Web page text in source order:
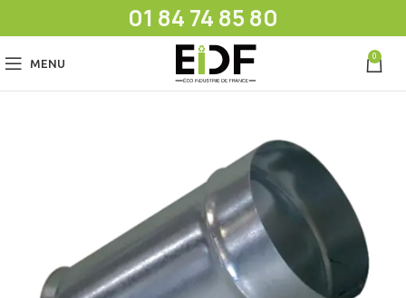
01 84 74 85 80
MENU
0